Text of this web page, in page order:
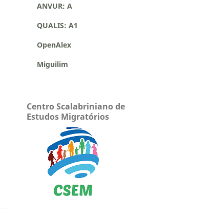
ANVUR: A
QUALIS: A1
OpenAlex
Miguilim
Centro Scalabriniano de
Estudos Migratórios